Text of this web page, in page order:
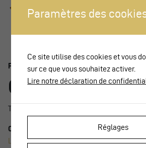
Prizewinner 2022
Geneva Eaux-
This page is only available in French,
Other stations nominated (links to pages
Lancy-Pont-Rouge|Lancy-Bachet|
Paramètres des
Ce site utilise des cookies et vous
sur ce que vous souhaitez activer.
Lire notre déclaration de
Réglages